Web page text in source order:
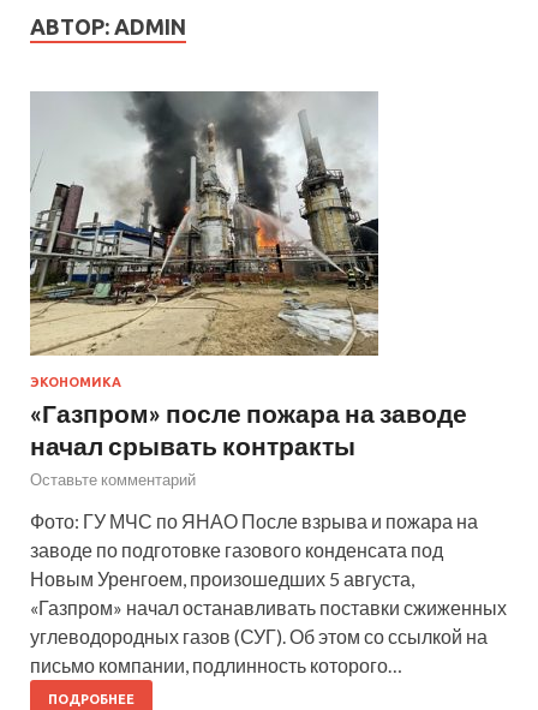
АВТОР: ADMIN
ЭКОНОМИКА
«Газпром» после пожара на заводе
начал срывать контракты
Оставьте комментарий
Фото: ГУ МЧС по ЯНАО После взрыва и пожара на
заводе по подготовке газового конденсата под
Новым Уренгоем, произошедших 5 августа,
«Газпром» начал останавливать поставки сжиженных
углеводородных газов (СУГ). Об этом со ссылкой на
письмо компании, подлинность которого…
ПОДРОБНЕЕ